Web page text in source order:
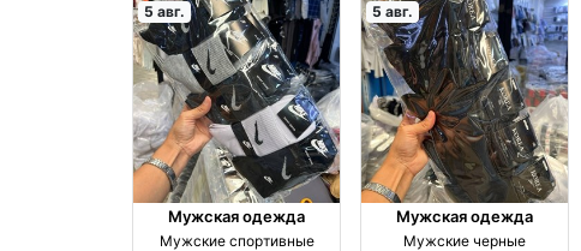
5 авг.
Мужская одежда
Мужские спортивные
5 авг.
Мужская одежда
Мужские черные